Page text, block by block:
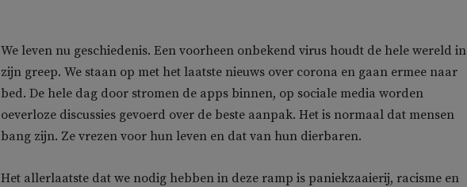
We leven nu geschiedenis. Een voorheen onbekend virus houdt de hele wereld in
zijn greep. We staan op met het laatste nieuws over corona en gaan ermee naar
bed. De hele dag door stromen de apps binnen, op sociale media worden
oeverloze discussies gevoerd over de beste aanpak. Het is normaal dat mensen
bang zijn. Ze vrezen voor hun leven en dat van hun dierbaren.
Het allerlaatste dat we nodig hebben in deze ramp is paniekzaaierij, racisme en